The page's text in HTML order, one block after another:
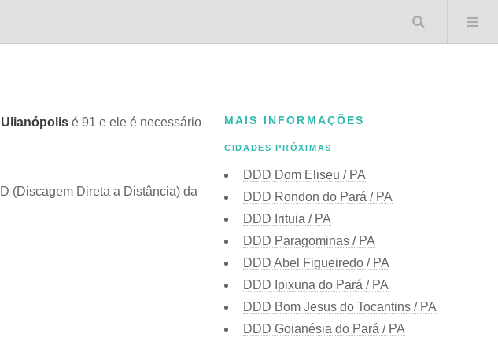
Buscar
Ulianópolis é 91 e ele é necessário
(Discagem Direta a Distância) da
MAIS INFORMAÇÕES
CIDADES PRÓXIMAS
DDD Dom Eliseu / PA
DDD Rondon do Pará / PA
DDD Irituia / PA
DDD Paragominas / PA
DDD Abel Figueiredo / PA
DDD Ipixuna do Pará / PA
DDD Bom Jesus do Tocantins / PA
DDD Goianésia do Pará / PA